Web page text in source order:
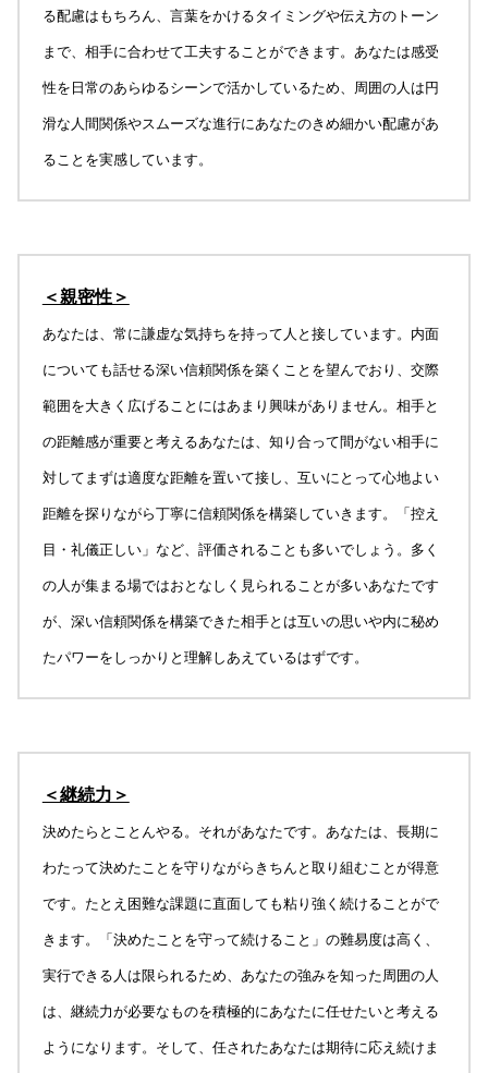
る配慮はもちろん、言葉をかけるタイミングや伝え方のトーン
まで、相手に合わせて工夫することができます。あなたは感受
性を日常のあらゆるシーンで活かしているため、周囲の人は円
滑な人間関係やスムーズな進行にあなたのきめ細かい配慮があ
ることを実感しています。
＜親密性＞
あなたは、常に謙虚な気持ちを持って人と接しています。内面
についても話せる深い信頼関係を築くことを望んでおり、交際
範囲を大きく広げることにはあまり興味がありません。相手と
の距離感が重要と考えるあなたは、知り合って間がない相手に
対してまずは適度な距離を置いて接し、互いにとって心地よい
距離を探りながら丁寧に信頼関係を構築していきます。「控え
目・礼儀正しい」など、評価されることも多いでしょう。多く
の人が集まる場ではおとなしく見られることが多いあなたです
が、深い信頼関係を構築できた相手とは互いの思いや内に秘め
たパワーをしっかりと理解しあえているはずです。
＜継続力＞
決めたらとことんやる。それがあなたです。あなたは、長期に
わたって決めたことを守りながらきちんと取り組むことが得意
です。たとえ困難な課題に直面しても粘り強く続けることがで
きます。「決めたことを守って続けること」の難易度は高く、
実行できる人は限られるため、あなたの強みを知った周囲の人
は、継続力が必要なものを積極的にあなたに任せたいと考える
ようになります。そして、任されたあなたは期待に応え続けま